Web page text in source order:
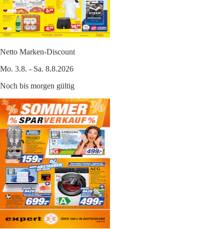
Netto Marken-Discount
Mo. 3.8. - Sa. 8.8.2026
Noch bis morgen gültig